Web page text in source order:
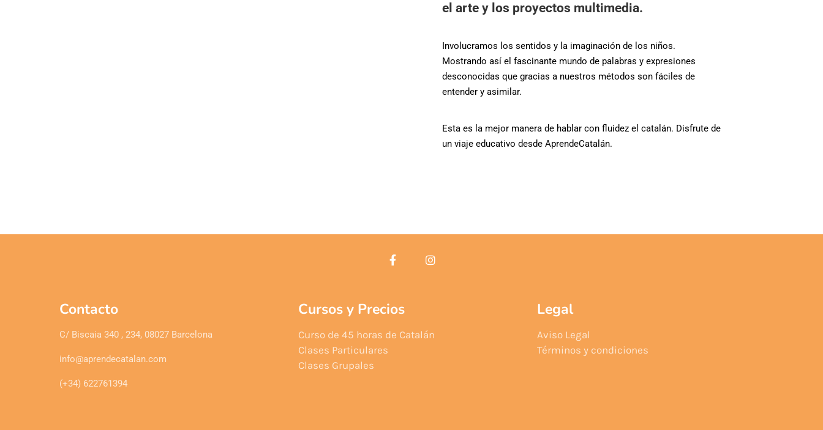
el arte y los proyectos multimedia.
Involucramos los sentidos y la imaginación de los niños.
Mostrando así el fascinante mundo de palabras y expresiones
desconocidas que gracias a nuestros métodos son fáciles de
entender y asimilar.
Esta es la mejor manera de hablar con fluidez el catalán. Disfrute de
un viaje educativo desde AprendeCatalán.
Contacto
C/ Biscaia 340 , 234, 08027 Barcelona
info@aprendecatalan.com
(+34) 622761394
Cursos y Precios
Curso de 45 horas de Catalán
Clases Particulares
Clases Grupales
Legal
Aviso Legal
Términos y condiciones